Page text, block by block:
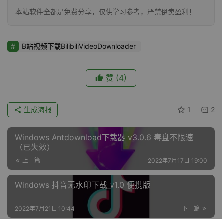
本站软件全都是免费分享，仅供学习参考，严禁倒卖盈利！
B站视频下载BilibiliVideoDownloader
赞 (4)
1 2
生成海报
Windows Antdownload下载器 v3.0.6 毒盘不限速
（已失效）
上一篇 2022年7月17日 19:00
Windows 抖音无水印下载_v1.0 便携版
下一篇
2022年7月21日 10:44